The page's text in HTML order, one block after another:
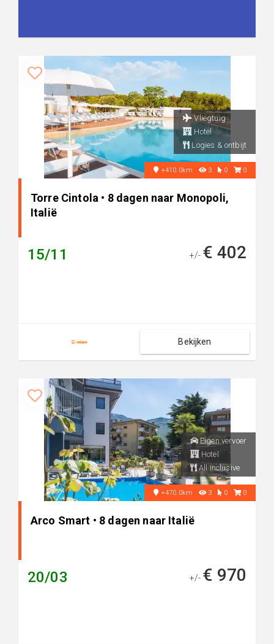
Vliegtuig
Hotel
Logies & ontbijt
+410.0km 3 0 0
Torre Cintola • 8 dagen naar Monopoli,
Italië
15/11 +/- € 402
Bekijken
Eigen vervoer
Hotel
All inclusive
+470.0km 3 0 0
Arco Smart • 8 dagen naar Italië
20/03 +/- € 970